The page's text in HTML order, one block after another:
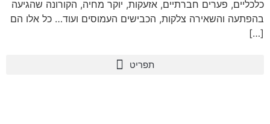
כלכליים, פערים חברתיים, אזעקות, יוקר מחיה, הקורונה שהגיעה
בהפתעה והשאירה צלקות, הכבישים העמוסים ועוד… כל אלו הם
[…]